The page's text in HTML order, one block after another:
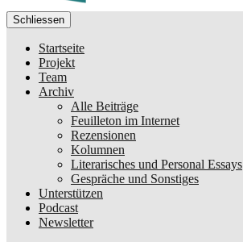
Schliessen
Startseite
Projekt
Team
Archiv
Alle Beiträge
Feuilleton im Internet
Rezensionen
Kolumnen
Literarisches und Personal Essays
Gespräche und Sonstiges
Unterstützen
Podcast
Newsletter